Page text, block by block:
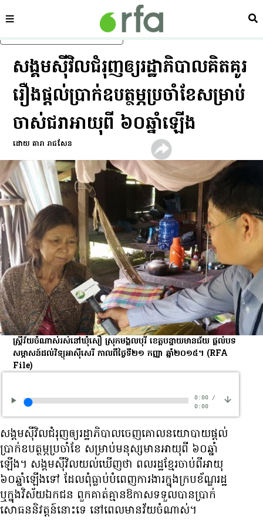
រំលងទៅមាតិកាចម្បង
ផ្នែក ស្វ
សង្គម​ស៊ីវិល​ជំរុញ​ឲ្យ​រដ្ឋាភិបាល​គិតគូរ​
រឿង​ផ្តល់​ប្រាក់​ឧបត្ថម្ភ​ប្រចាំខែ​សម្រាប់​
ចាស់​ជរា​អាយុ​ពី​ ៦០​ឆ្នាំ​ឡើង
ដោយ តារា រាជសែន
ស្ត្រី​វ័យ​ចំណាស់​រស់​នៅ​ឃុំ​សឿ ស្រុក​មង្គលបុរី ខេត្ត​បន្ទាយមានជ័យ ផ្ដល់​បទ
សម្ភាសន៍​ដល់​វិទ្យុ​អាស៊ីសេរី កាល​ពី​ថ្ងៃ​ទី​២១ កញ្ញា ឆ្នាំ​២០១៥។ (RFA
File)
0:00/
0:00
សង្គម​ស៊ីវិល​ជំរុញ​ឲ្យ​រដ្ឋាភិបាល​ចេញ​គោលនយោបាយ​ផ្តល់​
ប្រាក់​ឧបត្ថម្ភ​ប្រចាំ​ខែ សម្រាប់​មនុស្ស​មាន​អាយុ​ពី ៦០​ឆ្នាំ​
ឡើង។ សង្គម​ស៊ីវិល​យល់​ឃើញ​ថា ពលរដ្ឋ​ខ្មែរ​ចាប់​ពី​អាយុ​
៦០​ឆ្នាំ​ឡើង​ទៅ ដែល​ពុំ​ធ្លាប់​បំពេញការងារ​ក្នុង​ក្របខ័ណ្ឌ​រដ្ឋ
ឬ​ក្នុង​វិស័យ​ឯកជន ពួកគាត់​គ្មាន​ឱកាស​ទទួល​បាន​ប្រាក់​
សោធន​និវត្តន៍​នោះ​ទេ នៅ​ពេល​មាន​វ័យ​ចំណាស់។